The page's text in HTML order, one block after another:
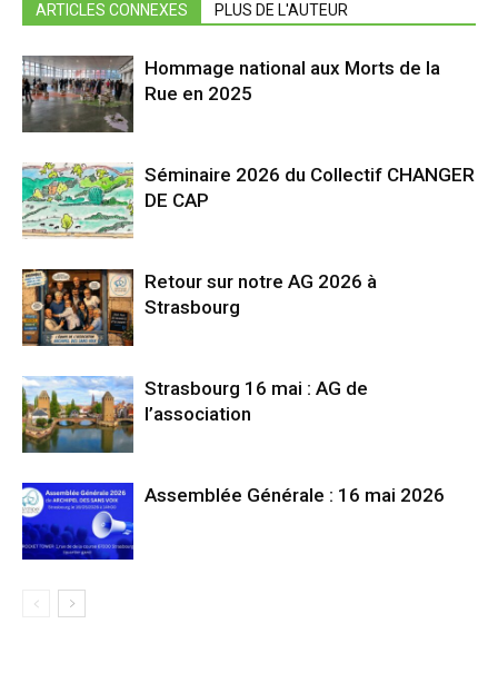
ARTICLES CONNEXES PLUS DE L'AUTEUR
Hommage national aux Morts de la
Rue en 2025
Séminaire 2026 du Collectif CHANGER
DE CAP
Retour sur notre AG 2026 à
Strasbourg
Strasbourg 16 mai : AG de
l’association
Assemblée Générale : 16 mai 2026